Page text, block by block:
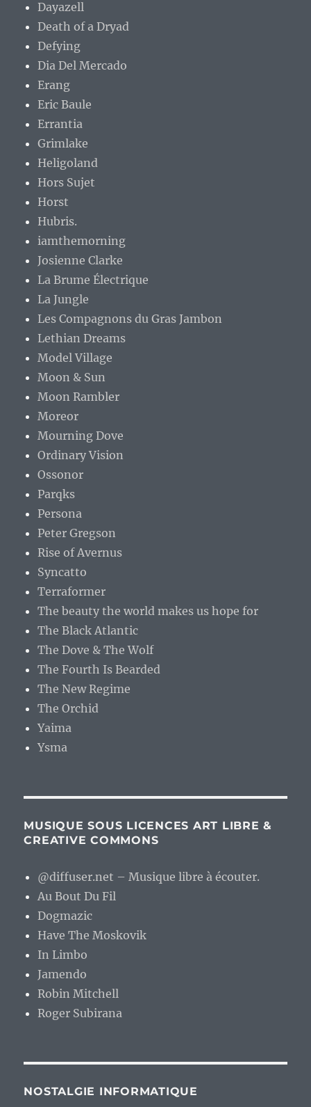
Dayazell
Death of a Dryad
Defying
Dia Del Mercado
Erang
Eric Baule
Errantia
Grimlake
Heligoland
Hors Sujet
Horst
Hubris.
iamthemorning
Josienne Clarke
La Brume Électrique
La Jungle
Les Compagnons du Gras Jambon
Lethian Dreams
Model Village
Moon & Sun
Moon Rambler
Moreor
Mourning Dove
Ordinary Vision
Ossonor
Parqks
Persona
Peter Gregson
Rise of Avernus
Syncatto
Terraformer
The beauty the world makes us hope for
The Black Atlantic
The Dove & The Wolf
The Fourth Is Bearded
The New Regime
The Orchid
Yaima
Ysma
MUSIQUE SOUS LICENCES ART LIBRE &
CREATIVE COMMONS
@diffuser.net – Musique libre à écouter.
Au Bout Du Fil
Dogmazic
Have The Moskovik
In Limbo
Jamendo
Robin Mitchell
Roger Subirana
NOSTALGIE INFORMATIQUE